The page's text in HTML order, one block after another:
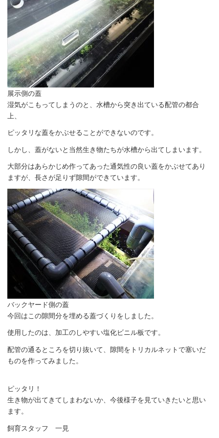
展示側の蓋
湿気がこもってしまうのと、水槽から突き出ている配管の都合
上、
ピッタリな蓋をかぶせることができないのです。
しかし、蓋がないと当然生き物たちが水槽から出てしまいます。
大部分はあらかじめ作ってあった通気性の良い蓋をかぶせてあり
ますが、長さが足りず隙間ができています。
バックヤード側の蓋
今回はこの隙間分を埋める蓋づくりをしました。
使用したのは、加工のしやすい塩化ビニル板です。
配管の通るところを切り抜いて、隙間をトリカルネットで塞いだ
ものを作ってみました。
ピッタリ！
生き物が出てきてしまわないか、今後様子を見ていきたいと思い
ます。
飼育スタッフ 一見